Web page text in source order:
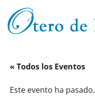
« Todos los Eventos
Este evento ha pasado.